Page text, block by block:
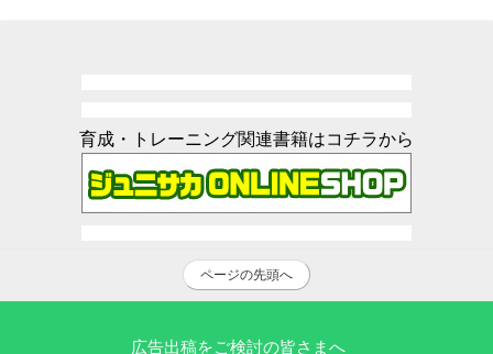
育成・トレーニング関連書籍はコチラから
ページの先頭へ
広告出稿をご検討の皆さまへ